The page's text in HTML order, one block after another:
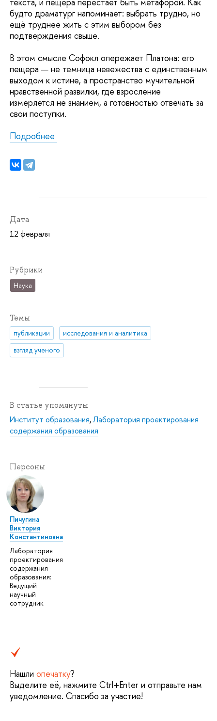
будто драматург напоминает: выбрать трудно, но
ещё труднее жить с этим выбором без
подтверждения свыше.
В этом смысле Софокл опережает Платона: его
пещера — не темница невежества с единственным
выходом к истине, а пространство мучительной
нравственной развилки, где взросление
измеряется не знанием, а готовностью отвечать за
свои поступки.
Подробнее
Дата
12 февраля
Рубрики
Наука
Темы
публикации
исследования и аналитика
взгляд ученого
В статье упомянуты
Институт образования,Лаборатория проектирования
содержания образования
Персоны
Пичугина
Виктория
Константиновна
Лаборатория
проектирования
содержания
образования:
Ведущий
научный
сотрудник
Нашли опечатку?
Выделите её, нажмите Ctrl+Enter и отправьте нам
уведомление. Спасибо за участие!